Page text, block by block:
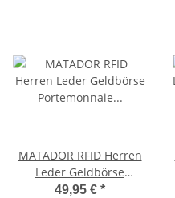
MATADOR RFID Herren
Leder Geldbörse
Portemonnaie
49,95 € *